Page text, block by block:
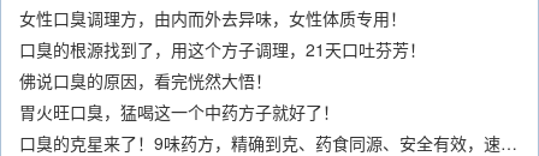
女性口臭调理方，由内而外去异味，女性体质专用！
口臭的根源找到了，用这个方子调理，21天口吐芬芳！
佛说口臭的原因，看完恍然大悟！
胃火旺口臭，猛喝这一个中药方子就好了！
口臭的克星来了！9味药方，精确到克、药食同源、安全有效，速看！